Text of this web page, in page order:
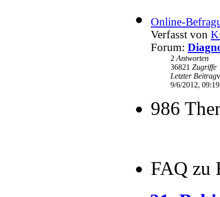
Online-
Verfasst von
Forum:
2 Antworten
36821 Zugriffe
Letzter Beitrag
9/6/2012, 09:19
986
FAQ zu